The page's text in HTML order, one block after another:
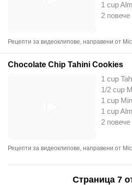
1 cup
2 повече
Рецепти за видеоклипове, направени от
Chocolate Chip Tahini Cookies
1 cup
1/2 cup
1 cup
1 cup
2 повече
Рецепти за видеоклипове, направени от
Страница 7